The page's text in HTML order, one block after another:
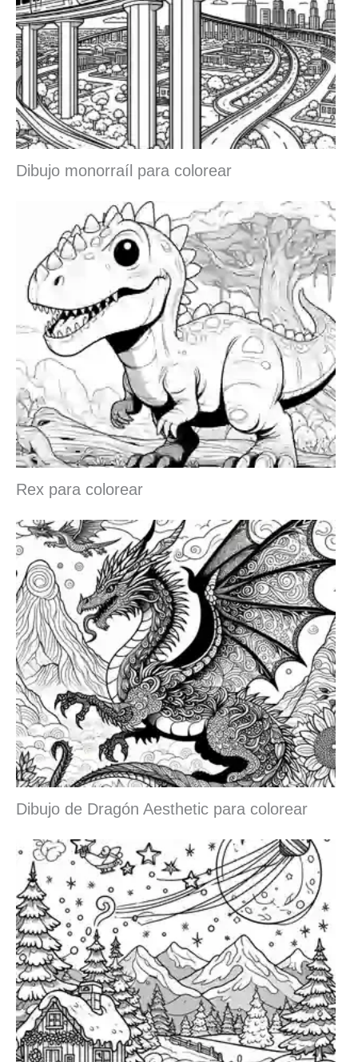
Dibujo monorraíl para colorear
Rex para colorear
Dibujo de Dragón Aesthetic para colorear